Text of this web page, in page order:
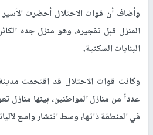
وأضاف أن قوات الاحتلال أحضرت
المنزل قبل تفجيره، وهو منزل جده
البنايات السكنية.
وكانت قوات الاحتلال قد اقتحمت
عدداً من منازل المواطنين، بينها منازل
في المنطقة ذاتها، وسط انتشار واسع